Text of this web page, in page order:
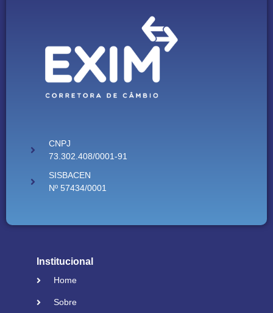
CNPJ
73.302.408/0001-91
SISBACEN
Nº 57434/0001
Institucional
Home
Sobre